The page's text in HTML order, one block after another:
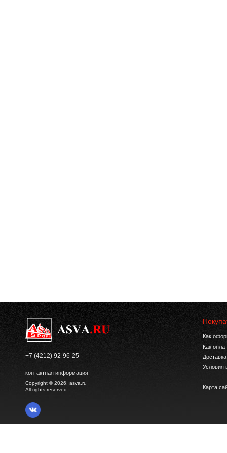
+7 (4212) 92-96-25
контактная информация
Copyright © 2026, asva.ru
All rights reserved.
Как
Как
Условия
Карта